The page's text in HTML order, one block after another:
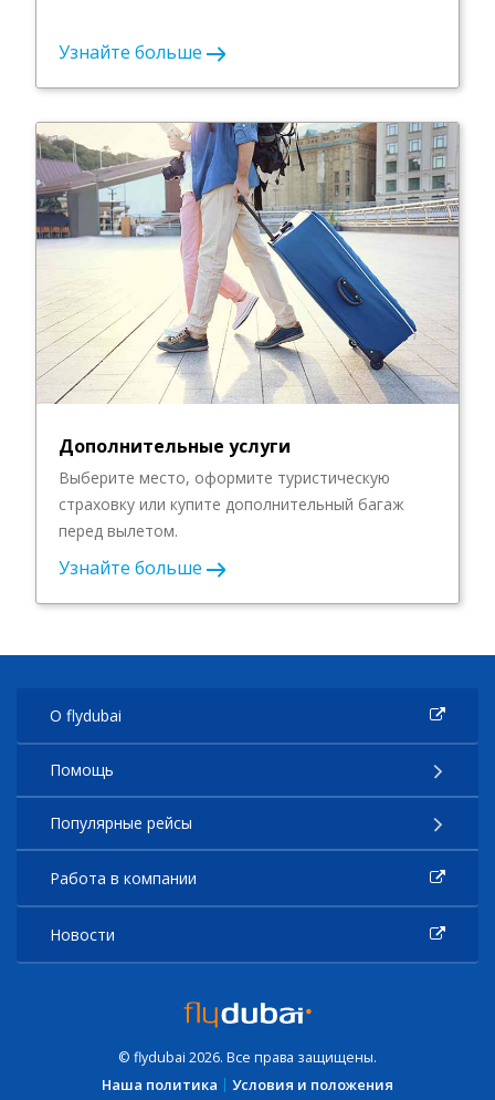
Узнайте больше
Дополнительные услуги
Выберите место, оформите туристическую
страховку или купите дополнительный багаж
перед вылетом.
Узнайте больше
© flydubai 2026. Все права защищены.
Наша политика Условия и положения
О flydubai
Помощь
Популярные рейсы
Работа в компании
Новости